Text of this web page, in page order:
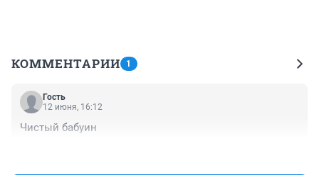
КОММЕНТАРИИ 1
Гость
12 июня, 16:12
Чистый бабуин